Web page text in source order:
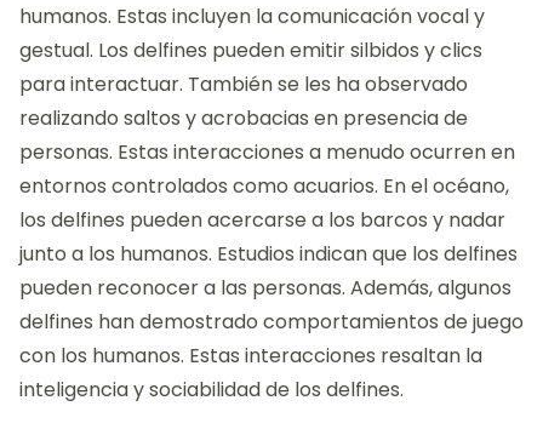
humanos. Estas incluyen la comunicación vocal y
gestual. Los delfines pueden emitir silbidos y clics
para interactuar. También se les ha observado
realizando saltos y acrobacias en presencia de
personas. Estas interacciones a menudo ocurren en
entornos controlados como acuarios. En el océano,
los delfines pueden acercarse a los barcos y nadar
junto a los humanos. Estudios indican que los delfines
pueden reconocer a las personas. Además, algunos
delfines han demostrado comportamientos de juego
con los humanos. Estas interacciones resaltan la
inteligencia y sociabilidad de los delfines.